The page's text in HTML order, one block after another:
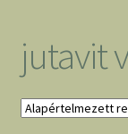
jutavit